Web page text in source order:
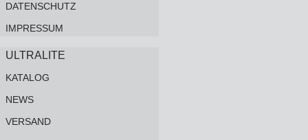
DATENSCHUTZ
IMPRESSUM
ULTRALITE
KATALOG
NEWS
VERSAND